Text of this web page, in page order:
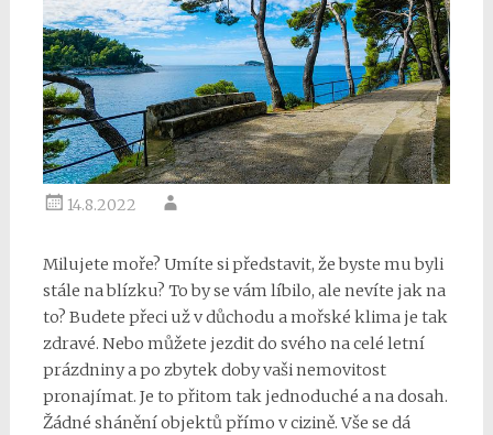
14.8.2022
Milujete moře? Umíte si představit, že byste mu byli
stále na blízku? To by se vám líbilo, ale nevíte jak na
to? Budete přeci už v důchodu a mořské klima je tak
zdravé. Nebo můžete jezdit do svého na celé letní
prázdniny a po zbytek doby vaši nemovitost
pronajímat. Je to přitom tak jednoduché a na dosah.
Žádné shánění objektů přímo v cizině. Vše se dá